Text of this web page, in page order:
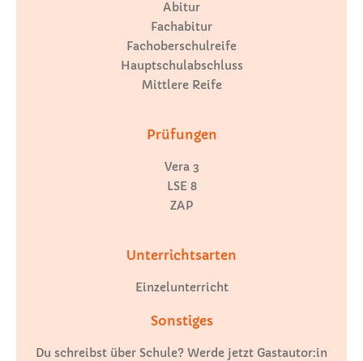
Abitur
Fachabitur
Fachoberschulreife
Hauptschulabschluss
Mittlere Reife
Prüfungen
Vera 3
LSE 8
ZAP
Unterrichtsarten
Einzelunterricht
Sonstiges
Du schreibst über Schule? Werde jetzt Gastautor:in